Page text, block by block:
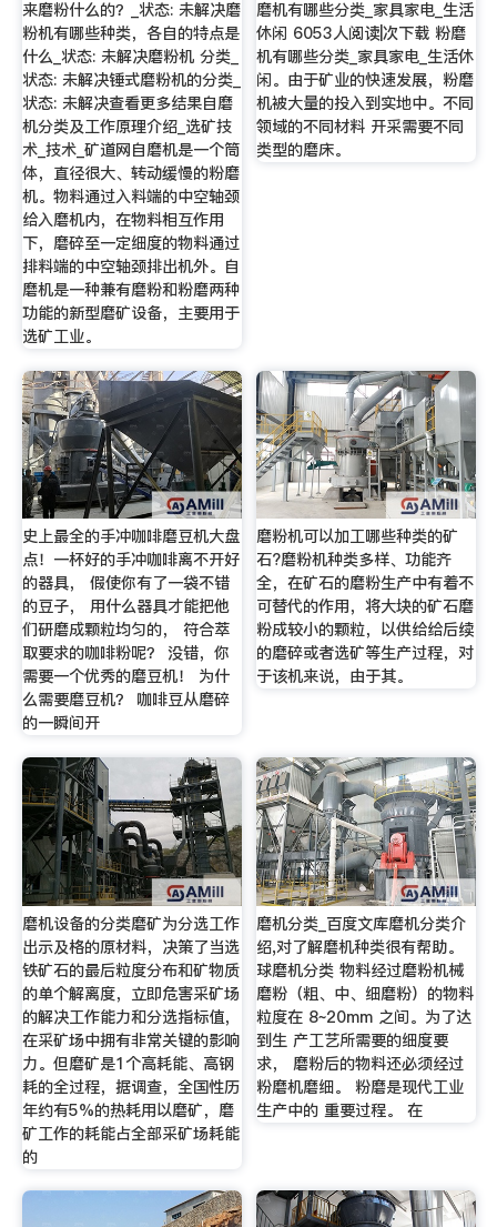
来磨粉什么的？_状态: 未解决磨
粉机有哪些种类，各自的特点是
什么_状态: 未解决磨粉机 分类_
状态: 未解决锤式磨粉机的分类_
状态: 未解决查看更多结果自磨
机分类及工作原理介绍_选矿技
术_技术_矿道网自磨机是一个筒
体，直径很大、转动缓慢的粉磨
机。物料通过入料端的中空轴颈
给入磨机内，在物料相互作用
下，磨碎至一定细度的物料通过
排料端的中空轴颈排出机外。自
磨机是一种兼有磨粉和粉磨两种
功能的新型磨矿设备，主要用于
选矿工业。
磨机有哪些分类_家具家电_生活
休闲 6053人阅读|次下载 粉磨
机有哪些分类_家具家电_生活休
闲。由于矿业的快速发展，粉磨
机被大量的投入到实地中。不同
领域的不同材料 开采需要不同
类型的磨床。
史上最全的手冲咖啡磨豆机大盘
点！一杯好的手冲咖啡离不开好
的器具， 假使你有了一袋不错
的豆子， 用什么器具才能把他
们研磨成颗粒均匀的， 符合萃
取要求的咖啡粉呢？ 没错，你
需要一个优秀的磨豆机！ 为什
么需要磨豆机？ 咖啡豆从磨碎
的一瞬间开
磨粉机可以加工哪些种类的矿
石?磨粉机种类多样、功能齐
全，在矿石的磨粉生产中有着不
可替代的作用，将大块的矿石磨
粉成较小的颗粒，以供给给后续
的磨碎或者选矿等生产过程，对
于该机来说，由于其。
磨机设备的分类磨矿为分选工作
出示及格的原材料，决策了当选
铁矿石的最后粒度分布和矿物质
的单个解离度，立即危害采矿场
的解决工作能力和分选指标值，
在采矿场中拥有非常关键的影响
力。但磨矿是1个高耗能、高钢
耗的全过程，据调查，全国性历
年约有5%的热耗用以磨矿，磨
矿工作的耗能占全部采矿场耗能
的
磨机分类_百度文库磨机分类介
绍,对了解磨机种类很有帮助。
球磨机分类 物料经过磨粉机械
磨粉（粗、中、细磨粉）的物料
粒度在 8~20mm 之间。为了达
到生 产工艺所需要的细度要
求， 磨粉后的物料还必须经过
粉磨机磨细。 粉磨是现代工业
生产中的 重要过程。 在